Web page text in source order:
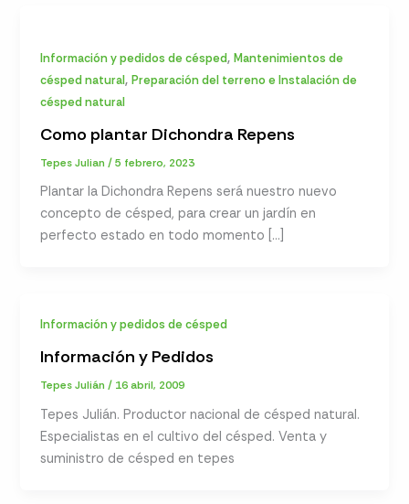
Información y pedidos de césped,Mantenimientos de
césped natural,Preparación del terreno e Instalación de
césped natural
Como plantar Dichondra Repens
Tepes Julian/5 febrero, 2023
Plantar la Dichondra Repens será nuestro nuevo
concepto de césped, para crear un jardín en
perfecto estado en todo momento […]
Información y pedidos de césped
Información y Pedidos
Tepes Julián/ 16 abril, 2009
Tepes Julián. Productor nacional de césped natural.
Especialistas en el cultivo del césped. Venta y
suministro de césped en tepes